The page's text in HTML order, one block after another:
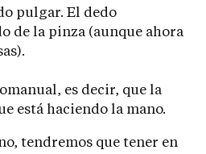
pulgar. El dedo
de la pinza (aunque ahora
es decir, que la
está haciendo la mano.
tendremos que tener en